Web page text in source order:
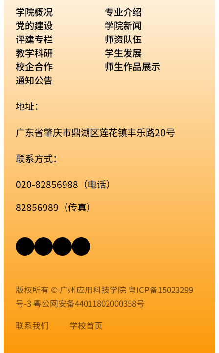
地址：
广东省肇庆市鼎湖区莲花镇丰乐路20号
联系方式：
020-82856988（电话）
82856989（传真）
学院概况
专业介绍
党的建设
学院新闻
评建专栏
师资队伍
教学科研
学生发展
校企合作
师生作品展示
通知公告
版权所有 © 广州应用科技学院 粤ICP备15023299
号-3 粤公网安备44011802000358号
联系我们
学校首页